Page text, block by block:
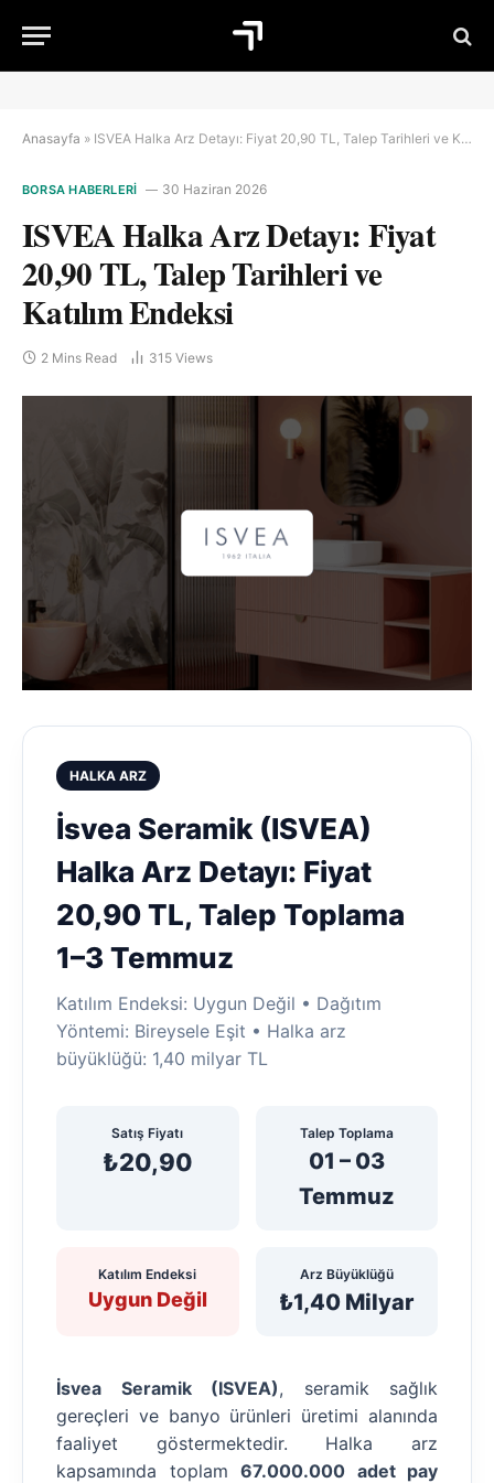
Anasayfa » ISVEA Halka Arz Detayı: Fiyat 20,90 TL, Talep Tarihleri ve Katılım Endeksi
BORSA HABERLERI 30 Haziran 2026
ISVEA Halka Arz Detayı: Fiyat
20,90 TL, Talep Tarihleri ve
Katılım Endeksi
2 Mins Read 315 Views
HALKA ARZ
İsvea Seramik (ISVEA)
Halka Arz Detayı: Fiyat
20,90 TL, Talep Toplama
1–3 Temmuz
Katılım Endeksi: Uygun Değil • Dağıtım
Yöntemi: Bireysele Eşit • Halka arz
büyüklüğü: 1,40 milyar TL
Satış Fiyatı
₺20,90
Talep Toplama
01 – 03
Temmuz
Katılım Endeksi
Uygun Değil
Arz Büyüklüğü
₺1,40 Milyar
İsvea Seramik (ISVEA), seramik sağlık
gereçleri ve banyo ürünleri üretimi alanında
faaliyet göstermektedir. Halka arz
kapsamında toplam 67.000.000 adet pay